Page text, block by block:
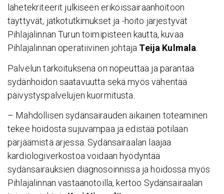
lähetekriteerit julkiseen erikoissairaanhoitoon
täyttyvät, jatkotutkimukset ja -hoito järjestyvät
Pihlajalinnan Turun toimipisteen kautta, kuvaa
Pihlajalinnan operatiivinen johtaja Teija Kulmala.
Palvelun tarkoituksena on nopeuttaa ja parantaa
sydänhoidon saatavuutta sekä myös vähentää
päivystyspalvelujen kuormitusta.
– Mahdollisen sydänsairauden aikainen toteaminen
tekee hoidosta sujuvampaa ja edistää potilaan
pärjäämistä arjessa. Sydänsairaalan laajaa
kardiologiverkostoa voidaan hyödyntää
sydänsairauksien diagnosoinnissa ja hoidossa myös
Pihlajalinnan vastaanotoilla, kertoo Sydänsairaalan